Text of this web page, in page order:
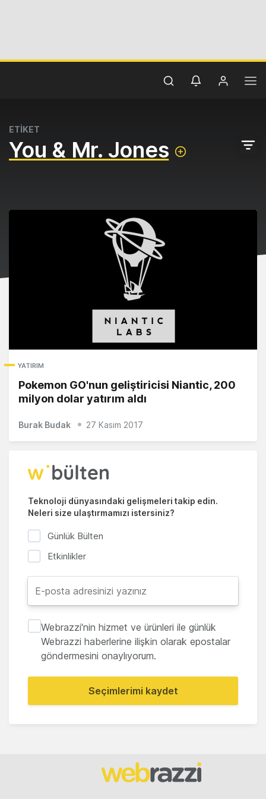
ETİKET
You & Mr. Jones
YATIRIM
Pokemon GO'nun geliştiricisi Niantic, 200
milyon dolar yatırım aldı
Burak Budak 27 Kasım 2017
Teknoloji dünyasındaki gelişmeleri takip edin.
Neleri size ulaştırmamızı istersiniz?
Günlük Bülten
Etkinlikler
Webrazzi'nin hizmet ve ürünleri ile günlük
Webrazzi haberlerine ilişkin olarak epostalar
göndermesini onaylıyorum.
Seçimlerimi kaydet